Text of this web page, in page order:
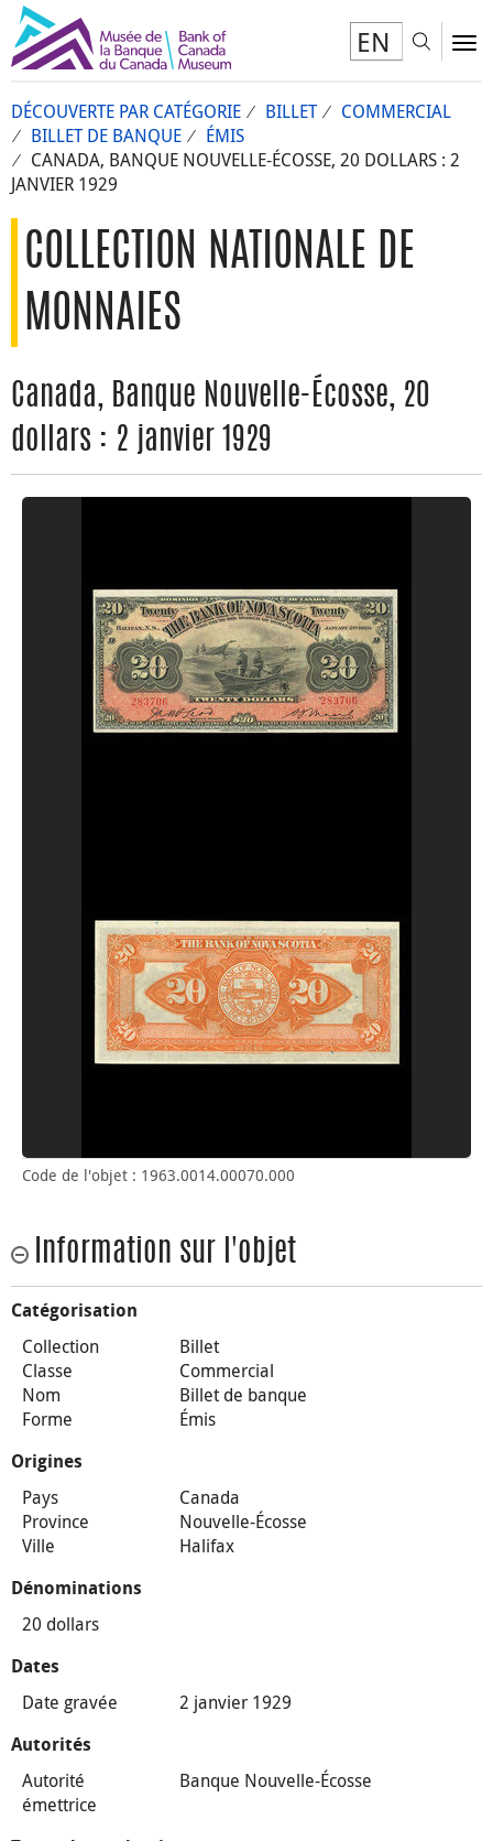
EN
DÉCOUVERTE PAR CATÉGORIE BILLET
COMMERCIAL
BILLET DE BANQUE
ÉMIS
CANADA, BANQUE NOUVELLE-ÉCOSSE, 20 DOLLARS : 2
JANVIER 1929
COLLECTION NATIONALE DE
MONNAIES
Canada, Banque Nouvelle-Écosse, 20
dollars : 2 janvier 1929
Code de l'objet : 1963.0014.00070.000
Information sur l'objet
Catégorisation
Collection
Billet
Classe
Commercial
Nom
Billet de banque
Forme
Émis
Origines
Pays
Canada
Province
Nouvelle-Écosse
Ville
Halifax
Dénominations
20 dollars
Dates
Date gravée 2 janvier 1929
Autorités
Autorité
émettrice
Banque Nouvelle-Écosse